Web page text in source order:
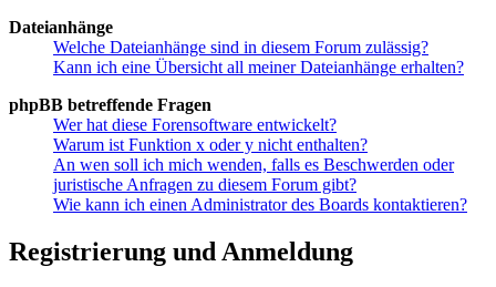
Dateianhänge
Welche Dateianhänge sind in diesem Forum zulässig?
Kann ich eine Übersicht all meiner Dateianhänge erhalten?
phpBB betreffende Fragen
Wer hat diese Forensoftware entwickelt?
Warum ist Funktion x oder y nicht enthalten?
An wen soll ich mich wenden, falls es Beschwerden oder
juristische Anfragen zu diesem Forum gibt?
Wie kann ich einen Administrator des Boards kontaktieren?
Registrierung und Anmeldung